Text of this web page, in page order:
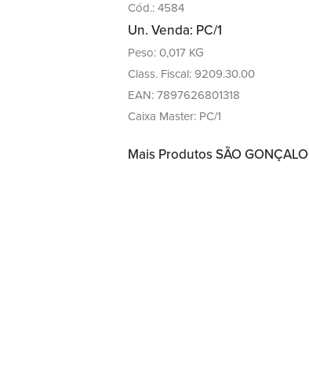
Cód.: 4584
Un. Venda: PC/1
Peso: 0,017 KG
Class. Fiscal: 9209.30.00
EAN: 7897626801318
Caixa Master: PC/1
Mais Produtos SÃO GONÇALO